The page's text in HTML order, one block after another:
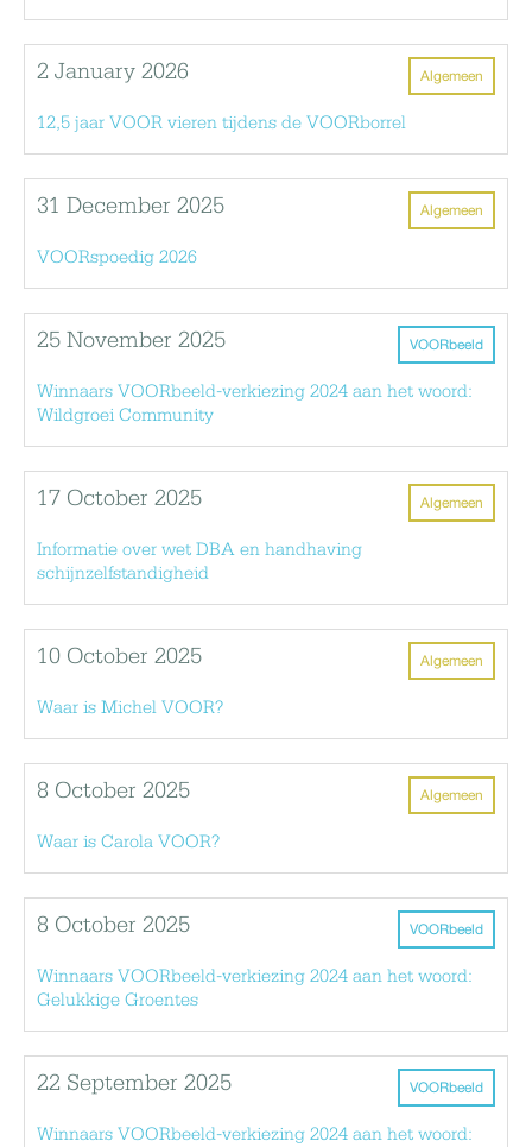
Algemeen
2 January 2026
12,5 jaar VOOR vieren tijdens de VOORborrel
Algemeen
31 December 2025
VOORspoedig 2026
VOORbeeld
25 November 2025
Winnaars VOORbeeld-verkiezing 2024 aan het woord:
Wildgroei Community
Algemeen
17 October 2025
Informatie over wet DBA en handhaving
schijnzelfstandigheid
Algemeen
10 October 2025
Waar is Michel VOOR?
Algemeen
8 October 2025
Waar is Carola VOOR?
VOORbeeld
8 October 2025
Winnaars VOORbeeld-verkiezing 2024 aan het woord:
Gelukkige Groentes
VOORbeeld
22 September 2025
Winnaars VOORbeeld-verkiezing 2024 aan het woord: